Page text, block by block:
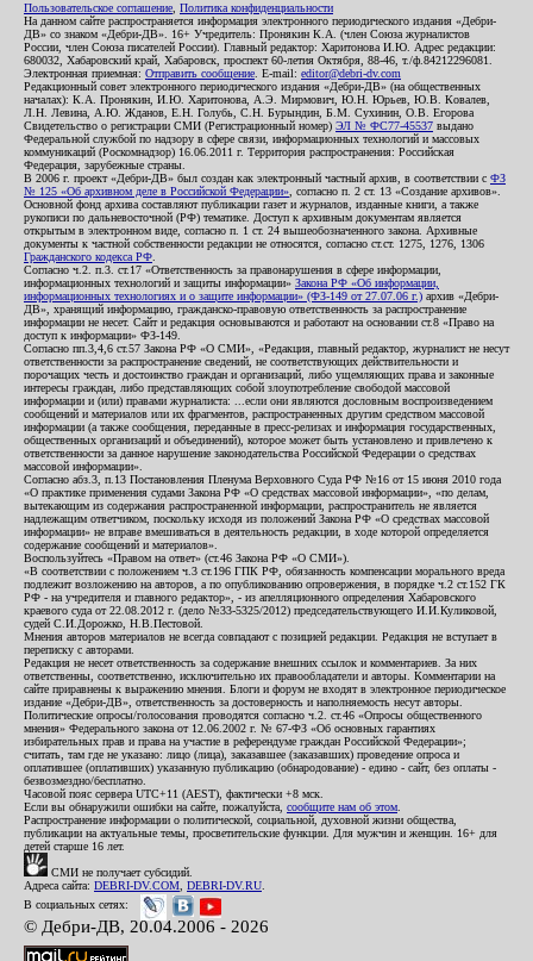
Пользовательское соглашение Политика конфиденциальности
На данном сайте распространяется информация электронного периодического издания «Дебри-
ДВ» со знаком «Дебри-ДВ». 16+ Учредитель: Пронякин К.А. (член Союза журналистов
России, член Союза писателей России). Главный редактор: Харитонова И.Ю. Адрес редакции:
680032, Хабаровский край, Хабаровск, проспект 60-летия Октября, 88-46, т./ф.84212296081.
Электронная приемная: Отправить сообщение . E-mail: editor@debri-dv.com
Редакционный совет электронного периодического издания «Дебри-ДВ» (на общественных
началах): К.А. Пронякин, И.Ю. Харитонова, А.Э. Мирмович, Ю.Н. Юрьев, Ю.В. Ковалев,
Л.Н. Левина, А.Ю. Жданов, Е.Н. Голубь, С.Н. Бурындин, Б.М. Сухинин, О.В. Егорова
Свидетельство о регистрации СМИ (Регистрационный номер) ЭЛ № ФС77-45537 выдано
Федеральной службой по надзору в сфере связи, информационных технологий и массовых
коммуникаций (Роскомнадзор) 16.06.2011 г. Территория распространения: Российская
Федерация, зарубежные страны.
В 2006 г. проект «Дебри-ДВ» был создан как электронный частный архив, в соответствии с ФЗ
№ 125 «Об архивном деле в Российской Федерации» , согласно п. 2 ст. 13 «Создание архивов».
Основной фонд архива составляют публикации газет и журналов, изданные книги, а также
рукописи по дальневосточной (РФ) тематике. Доступ к архивным документам является
открытым в электронном виде, согласно п. 1 ст. 24 вышеобозначенного закона. Архивные
документы к частной собственности редакции не относятся, согласно ст.ст. 1275, 1276, 1306
Гражданского кодекса РФ
Согласно ч.2. п.3. ст.17 «Ответственность за правонарушения в сфере информации,
информационных технологий и защиты информации» Закона РФ «Об информации,
информационных технологиях и о защите информации» (ФЗ-149 от 27.07.06 г.) архив «Дебри-
ДВ», хранящий информацию, гражданско-правовую ответственность за распространение
информации не несет. Сайт и редакция основываются и работают на основании ст.8 «Право на
доступ к информации» ФЗ-149.
Согласно пп.3,4,6 ст.57 Закона РФ «О СМИ», «Редакция, главный редактор, журналист не несут
ответственности за распространение сведений, не соответствующих действительности и
порочащих честь и достоинство граждан и организаций, либо ущемляющих права и законные
интересы граждан, либо представляющих собой злоупотребление свободой массовой
информации и (или) правами журналиста: ...если они являются дословным воспроизведением
сообщений и материалов или их фрагментов, распространенных другим средством массовой
информации (а также сообщения, переданные в пресс-релизах и информация государственных,
общественных организаций и объединений), которое может быть установлено и привлечено к
ответственности за данное нарушение законодательства Российской Федерации о средствах
массовой информации».
Согласно абз.3, п.13 Постановления Пленума Верховного Суда РФ №16 от 15 июня 2010 года
«О практике применения судами Закона РФ «О средствах массовой информации», «по делам,
вытекающим из содержания распространенной информации, распространитель не является
надлежащим ответчиком, поскольку исходя из положений Закона РФ «О средствах массовой
информации» не вправе вмешиваться в деятельность редакции, в ходе которой определяется
содержание сообщений и материалов».
Воспользуйтесь «Правом на ответ» (ст.46 Закона РФ «О СМИ»).
«В соответствии с положением ч.3 ст.196 ГПК РФ, обязанность компенсации морального вреда
подлежит возложению на авторов, а по опубликованию опровержения, в порядке ч.2 ст.152 ГК
РФ - на учредителя и главного редактор», - из апелляционного определения Хабаровского
краевого суда от 22.08.2012 г. (дело №33-5325/2012) председательствующего И.И.Куликовой,
судей С.И.Дорожко, Н.В.Пестовой.
Мнения авторов материалов не всегда совпадают с позицией редакции. Редакция не вступает в
переписку с авторами.
Редакция не несет ответственность за содержание внешних ссылок и комментариев. За них
ответственны, соответственно, исключительно их правообладатели и авторы. Комментарии на
сайте приравнены к выражению мнения. Блоги и форум не входят в электронное периодическое
издание «Дебри-ДВ», ответственность за достоверность и наполняемость несут авторы.
Политические опросы/голосования проводятся согласно ч.2. ст.46 «Опросы общественного
мнения» Федерального закона от 12.06.2002 г. № 67-ФЗ «Об основных гарантиях
избирательных прав и права на участие в референдуме граждан Российской Федерации»;
считать, там где не указано: лицо (лица), заказавшее (заказавших) проведение опроса и
оплатившее (оплативших) указанную публикацию (обнародование) - едино - сайт, без оплаты -
безвозмездно/бесплатно.
Часовой пояс сервера UTC+11 (AEST), фактически +8 мск.
Если вы обнаружили ошибки на сайте, пожалуйста, сообщите нам об этом
Распространение информации о политической, социальной, духовной жизни общества,
публикации на актуальные темы, просветительские функции. Для мужчин и женщин. 16+ для
детей старше 16 лет.
СМИ не получает субсидий.
Адреса сайта: DEBRI-DV.COM DEBRI-DV.RU
В социальных сетях:
© Дебри-ДВ, 20.04.2006 - 2026